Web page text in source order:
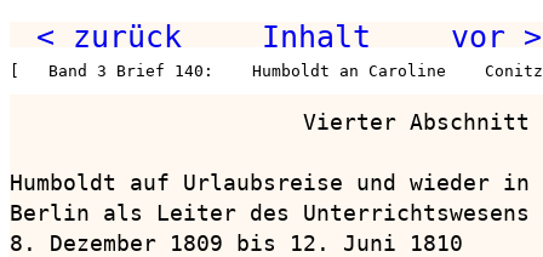
< zurück Inhalt vor >
[   Band 3 Brief 140:    Humboldt an Caroline
                      Vierter Abschnitt
Humboldt auf Urlaubsreise und wieder in
Berlin als Leiter des Unterrichtswesens
8. Dezember 1809 bis 12. Juni 1810